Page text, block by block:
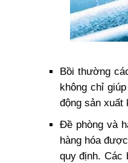
Bồi thường
không chỉ
động sản xuất
Đề phòng và
hàng hóa
quy định. Các